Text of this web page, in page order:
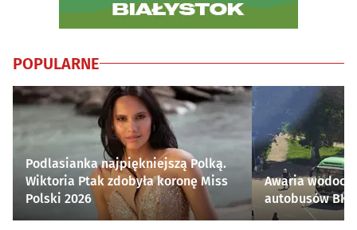
POPULARNE
Podlasianka najpiękniejszą Polką.
Wiktoria Ptak zdobyła koronę Miss
Polski 2026
Awaria
autobusów